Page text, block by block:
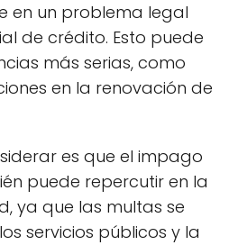
en un problema legal
de crédito. Esto puede
más serias, como
en la renovación de
es que el impago
puede repercutir en la
ya que las multas se
servicios públicos y la